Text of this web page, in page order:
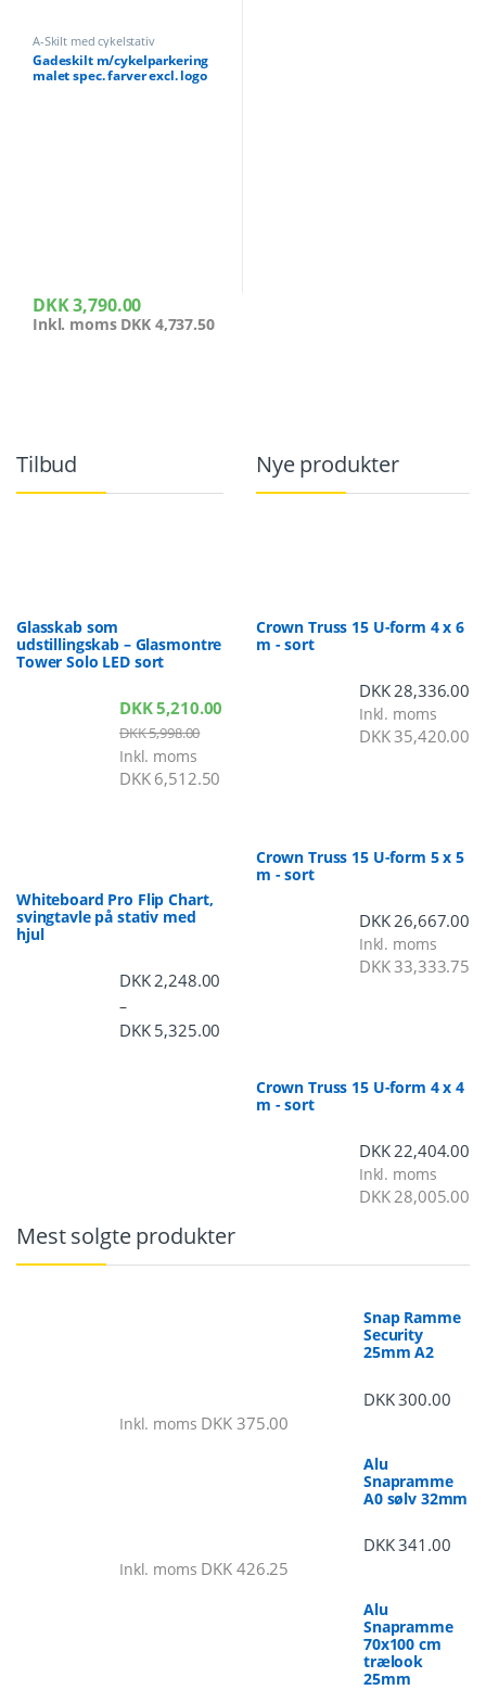
A-Skilt med cykelstativ
Gadeskilt m/cykelparkering
malet spec. farver excl. logo
DKK3,790.00
Inkl. moms DKK 4,737.50
Tilbud
Glasskab som
udstillingskab – Glasmontre
Tower Solo LED sort
DKK5,210.00
DKK5,998.00
Inkl. moms
DKK6,512.50
Whiteboard Pro Flip Chart,
svingtavle på stativ med
hjul
DKK2,248.00
–
DKK5,325.00
Nye produkter
Crown Truss 15 U-form 4 x 6
m - sort
DKK28,336.00
Inkl. moms
DKK35,420.00
Crown Truss 15 U-form 5 x 5
m - sort
DKK26,667.00
Inkl. moms
DKK33,333.75
Crown Truss 15 U-form 4 x 4
m - sort
DKK22,404.00
Inkl. moms
DKK28,005.00
Mest solgte produkter
Snap Ramme
Security
25mm A2
DKK300.00
Inkl. moms DKK 375.00
Alu
Snapramme
A0 sølv 32mm
DKK341.00
Inkl. moms DKK 426.25
Alu
Snapramme
70x100 cm
trælook
25mm